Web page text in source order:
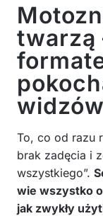
twarzą
To, co od razu
brak zadęcia i
wszystkiego”.
wie wszystko
jak zwykły